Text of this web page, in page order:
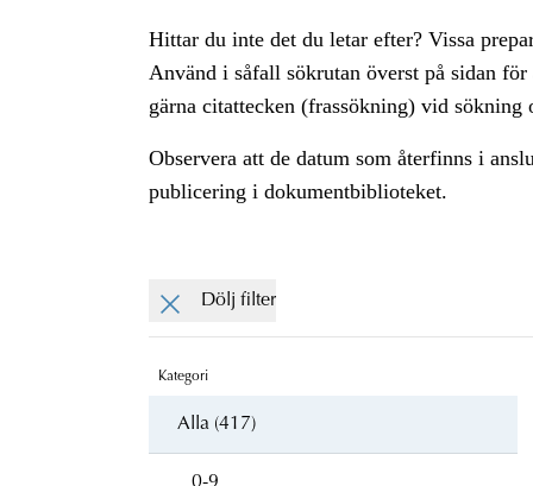
Hittar du inte det du letar efter? Vissa
Använd i såfall sökrutan överst på sidan
gärna citattecken (frassökning) vid
Observera att de datum som återfinns i
publicering i dokumentbiblioteket.
Dölj filter
Kategori
Alla (417)
0-9